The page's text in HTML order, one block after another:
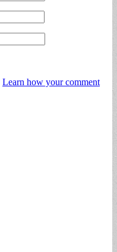
Learn how your comment